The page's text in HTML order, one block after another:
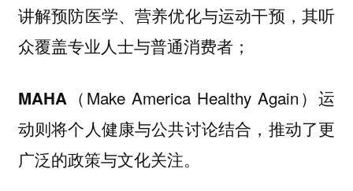
讲解预防医学、营养优化与运动干预，其听
众覆盖专业人士与普通消费者；
MAHA（Make America Healthy Again）运
动则将个人健康与公共讨论结合，推动了更
广泛的政策与文化关注。